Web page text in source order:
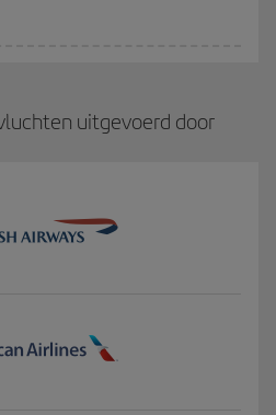
uitgevoerd door